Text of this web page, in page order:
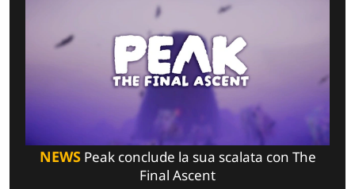
NEWSPeak conclude la sua scalata con The
Final Ascent